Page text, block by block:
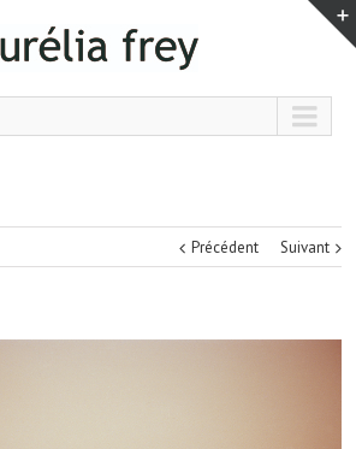
Précédent Suivant